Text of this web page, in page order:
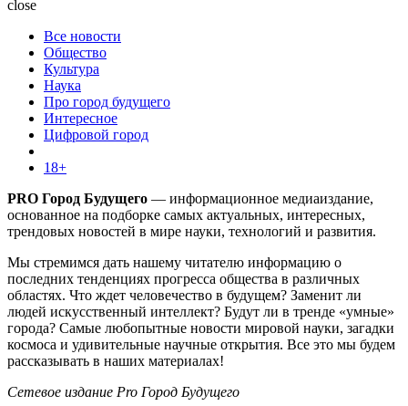
close
Все новости
Общество
Культура
Наука
Про город будущего
Интересное
Цифровой город
18+
PRO Город Будущего — информационное медиаиздание,
основанное на подборке самых актуальных, интересных,
трендовых новостей в мире науки, технологий и развития.
Мы стремимся дать нашему читателю информацию о
последних тенденциях прогресса общества в различных
областях. Что ждет человечество в будущем? Заменит ли
людей искусственный интеллект? Будут ли в тренде «умные»
города? Самые любопытные новости мировой науки, загадки
космоса и удивительные научные открытия. Все это мы будем
рассказывать в наших материалах!
Сетевое издание Pro Город Будущего